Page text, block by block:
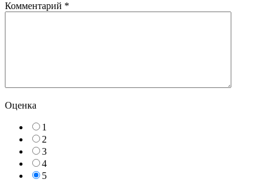
Комментарий *
Оценка
1
2
3
4
5